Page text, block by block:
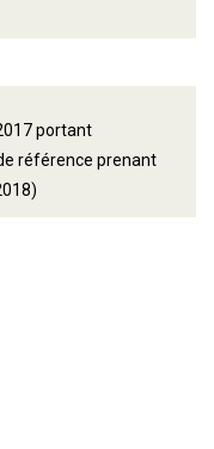
portant
référence prenant